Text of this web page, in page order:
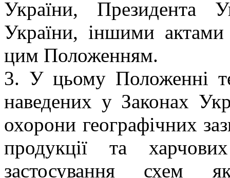
України, Президента
України, іншими актами
цим Положенням.
3. У цьому Положенні
наведених у Законах
охорони географічних
продукції та
застосування схем